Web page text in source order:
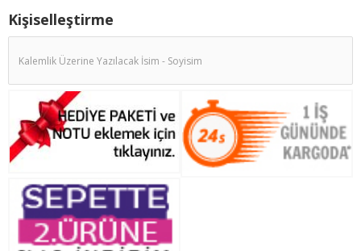
Kişiselleştirme